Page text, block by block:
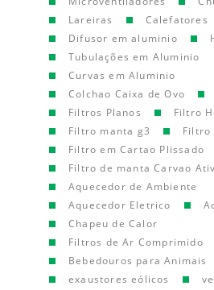
Lareiras
Calefatores
Difusor em aluminio
Tubulações em Aluminio
Curvas em Aluminio
Colchao Caixa de Ovo
Filtros Planos
Filtro
Filtro manta g3
Filtro
Filtro em Cartao Plissado
Filtro de manta Carvao
Aquecedor de Ambiente
Aquecedor Eletrico
Chapeu de Calor
Filtros de Ar Comprimido
Bebedouros para Animais
exaustores eólicos